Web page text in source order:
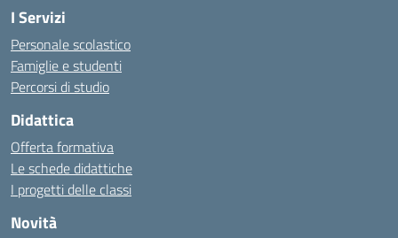
I Servizi
Personale scolastico
Famiglie e studenti
Percorsi di studio
Didattica
Offerta formativa
Le schede didattiche
I progetti delle classi
Novità